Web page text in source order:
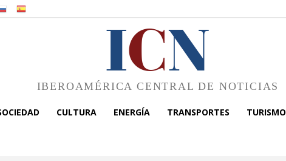
ICN
IBEROAMÉRICA CENTRAL DE NOTICIAS
CULTURA ENERGÍA TRANSPORTES TURISMO